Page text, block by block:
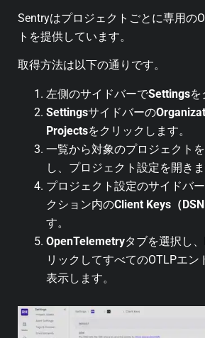
Sentryはプロジェクトごとに専用の
トを提供しています。
取得方法は以下の通りです。
左側のサイドバーでSettingsを
Settingsサイドバーの
Projectsをクリックします。
一覧から対象のプロジェクト
し、プロジェクト設定を開きま
プロジェクト設定のサイドバー
クション内のClient Keys（DSN
す。
OpenTelemetryタブを選択し、
リックしてすべてのOTLPエン
表示します。